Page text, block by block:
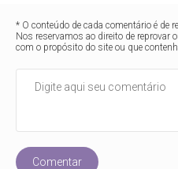
* O conteúdo de cada comentário é de
Nos reservamos ao direito de reprovar
com o propósito do site ou que
Comentar